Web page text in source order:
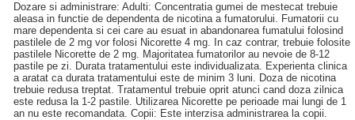
Dozare si administrare: Adulti: Concentratia gumei de mestecat trebuie
aleasa in functie de dependenta de nicotina a fumatorului. Fumatorii cu
mare dependenta si cei care au esuat in abandonarea fumatului folosind
pastilele de 2 mg vor folosi Nicorette 4 mg. In caz contrar, trebuie folosite
pastilele Nicorette de 2 mg. Majoritatea fumatorilor au nevoie de 8-12
pastile pe zi. Durata tratamentului este individualizata. Experienta clinica
a aratat ca durata tratamentului este de minim 3 luni. Doza de nicotina
trebuie redusa treptat. Tratamentul trebuie oprit atunci cand doza zilnica
este redusa la 1-2 pastile. Utilizarea Nicorette pe perioade mai lungi de 1
an nu este recomandata. Copii: Este interzisa administrarea la copii.